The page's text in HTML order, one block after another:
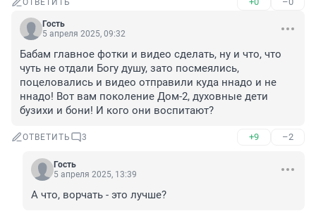
ОТВЕТИТЬ
Гость
5 апреля 2025, 09:32
Бабам главное фотки и видео сделать, ну и что, что
чуть не отдали Богу душу, зато посмеялись,
поцеловались и видео отправили куда ннадо и не
ннадо! Вот вам поколение Дом-2, духовные дети
бузихи и бони! И кого они воспитают?
ОТВЕТИТЬ 3 +9 –2
Гость
5 апреля 2025, 13:39
А что, ворчать - это лучше?